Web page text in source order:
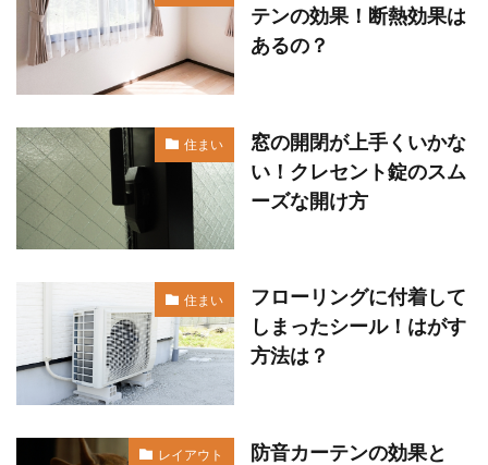
テンの効果！断熱効果は
あるの？
住まい
窓の開閉が上手くいかな
い！クレセント錠のスム
ーズな開け方
住まい
フローリングに付着して
しまったシール！はがす
方法は？
レイアウト
防音カーテンの効果と